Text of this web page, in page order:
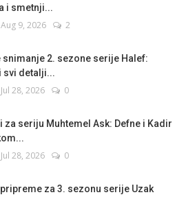
i smetnji...
Aug 9, 2026 2
snimanje 2. sezone serije Halef:
svi detalji...
Jul 28, 2026 0
za seriju Muhtemel Ask: Defne i Kadir
Jul 28, 2026 0
za 3. sezonu serije Uzak